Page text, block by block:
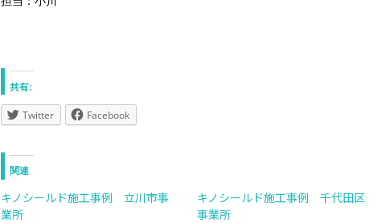
共有:
Twitter Facebook
関連
キノシールド施工事例 立川市事
業所
キノシールド施工事例 千代田区
事業所